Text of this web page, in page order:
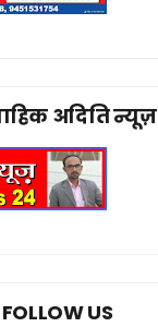
अदिति न्यूज़
FOLLOW US